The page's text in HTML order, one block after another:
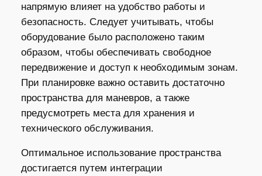
напрямую влияет на удобство работы и
безопасность. Следует учитывать, чтобы
оборудование было расположено таким
образом, чтобы обеспечивать свободное
передвижение и доступ к необходимым зонам.
При планировке важно оставить достаточно
пространства для маневров, а также
предусмотреть места для хранения и
технического обслуживания.
Оптимальное использование пространства
достигается путем интеграции